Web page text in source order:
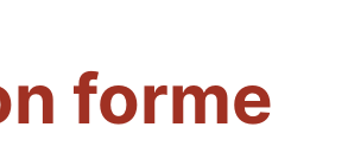
forme